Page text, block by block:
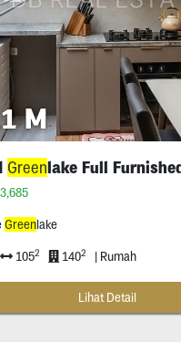
M
Greenlake Full
Greenlake
1052 1402 | Rumah
Lihat Detail